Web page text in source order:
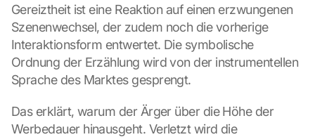
Gereiztheit ist eine Reaktion auf einen erzwungenen
Szenenwechsel, der zudem noch die vorherige
Interaktionsform entwertet. Die symbolische
Ordnung der Erzählung wird von der instrumentellen
Sprache des Marktes gesprengt.
Das erklärt, warum der Ärger über die Höhe der
Werbedauer hinausgeht. Verletzt wird die